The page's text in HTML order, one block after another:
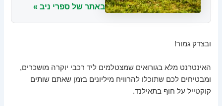
באתר של ספרי ניב »
ובצדק גמור!
האינטרנט מלא בגורואים שמצטלמים ליד רכבי יוקרה מושכרים,
ומבטיחים לכם שתוכלו להרוויח מיליונים בזמן שאתם שותים
קוקטייל על חוף בתאילנד.